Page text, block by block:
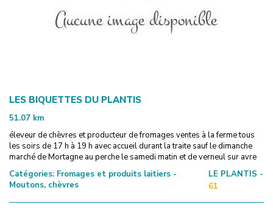
LES BIQUETTES DU PLANTIS
51.07 km
éleveur de chèvres et producteur de fromages ventes à la ferme tous
les soirs de 17 h à 19 h avec accueil durant la traite sauf le dimanche
marché de Mortagne au perche le samedi matin et de verneul sur avre
Catégories: Fromages et produits laitiers -
Moutons, chèvres
LE PLANTIS -
61